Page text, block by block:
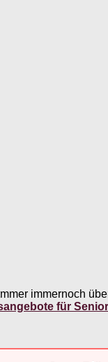
immernoch
für